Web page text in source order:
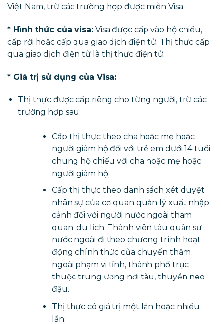
Việt Nam, trừ các trường hợp được miễn Visa.
* Hình thức của visa: Visa được cấp vào hộ chiếu,
cấp rời hoặc cấp qua giao dịch điện tử. Thị thực cấp
qua giao dịch điện tử là thị thực điện tử.
* Giá trị sử dụng của Visa:
Thị thực được cấp riêng cho từng người, trừ các
trường hợp sau:
Cấp thị thực theo cha hoặc mẹ hoặc
người giám hộ đối với trẻ em dưới 14 tuổi
chung hộ chiếu với cha hoặc mẹ hoặc
người giám hộ;
Cấp thị thực theo danh sách xét duyệt
nhân sự của cơ quan quản lý xuất nhập
cảnh đối với người nước ngoài tham
quan, du lịch; Thành viên tàu quân sự
nước ngoài đi theo chương trình hoạt
động chính thức của chuyến thăm
ngoài phạm vi tỉnh, thành phố trực
thuộc trung ương nơi tàu, thuyền neo
đậu.
Thị thực có giá trị một lần hoặc nhiều
lần;